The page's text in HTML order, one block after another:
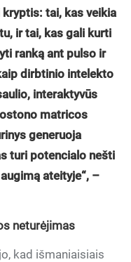
tai, kas veikia
ir tai, kas gali kurti
ranką ant pulso ir
dirbtinio intelekto
interaktyvūs
matricos
generuoja
turi potencialo nešti
ateityje“, –
neturėjimas
kad išmaniaisiais